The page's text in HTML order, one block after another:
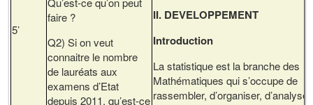
5’
faire ?
Q2) Si on veut
connaitre le nombre
de lauréats aux
examens d’Etat
depuis 2011, qu’est-ce
II. DEVELOPPEMENT
Introduction
La statistique est la branche des
Mathématiques qui s’occupe de
rassembler, d’organiser,